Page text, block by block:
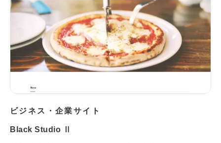
ビジネス・企業サイト
Black Studio Ⅱ